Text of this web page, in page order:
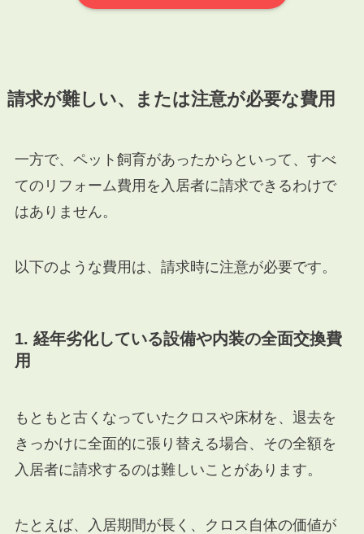
請求が難しい、または注意が必要な費用
一方で、ペット飼育があったからといって、すべ
てのリフォーム費用を入居者に請求できるわけで
はありません。
以下のような費用は、請求時に注意が必要です。
1. 経年劣化している設備や内装の全面交換費
用
もともと古くなっていたクロスや床材を、退去を
きっかけに全面的に張り替える場合、その全額を
入居者に請求するのは難しいことがあります。
たとえば、入居期間が長く、クロス自体の価値が